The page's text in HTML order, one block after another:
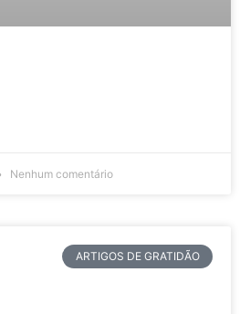
Nenhum comentário
ARTIGOS DE GRATIDÃO